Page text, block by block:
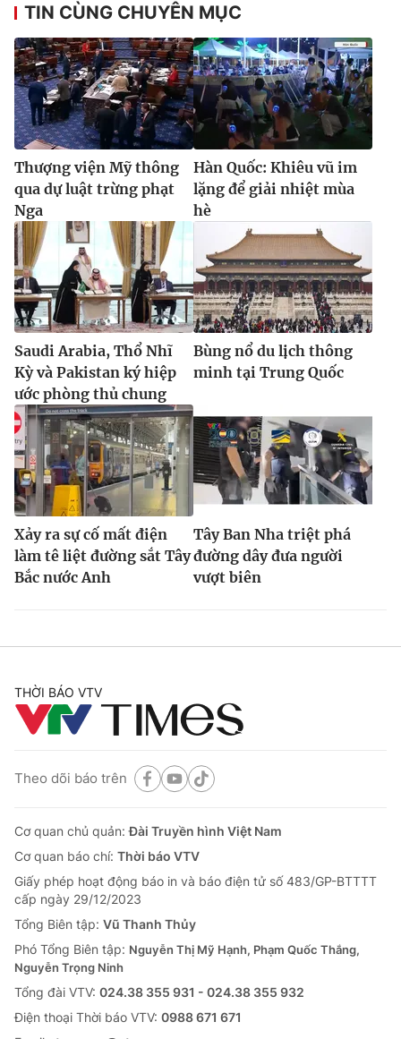
TIN CÙNG CHUYÊN MỤC
Thượng viện Mỹ thông
qua dự luật trừng phạt
Nga
Hàn Quốc: Khiêu vũ im
lặng để giải nhiệt mùa
hè
Saudi Arabia, Thổ Nhĩ
Kỳ và Pakistan ký hiệp
ước phòng thủ chung
Bùng nổ du lịch thông
minh tại Trung Quốc
Xảy ra sự cố mất điện
làm tê liệt đường sắt Tây
Bắc nước Anh
Tây Ban Nha triệt phá
đường dây đưa người
vượt biên
THỜI BÁO VTV
Theo dõi báo trên
Cơ quan chủ quản:Đài Truyền hình Việt Nam
Cơ quan báo chí: Thời báo VTV
Giấy phép hoạt động báo in và báo điện tử số 483/GP-BTTTT
cấp ngày 29/12/2023
Tổng Biên tập: Vũ Thanh Thủy
Phó Tổng Biên tập: Nguyễn Thị Mỹ Hạnh, Phạm Quốc Thắng,
Nguyễn Trọng Ninh
Tổng đài VTV: 024.38 355 931 - 024.38 355 932
Ðiện thoại Thời báo VTV: 0988 671 671